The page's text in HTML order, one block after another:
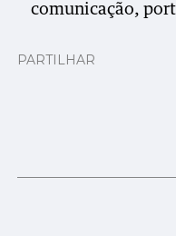
comunicação,
PARTILHAR